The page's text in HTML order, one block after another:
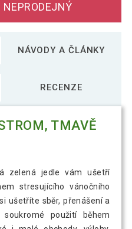
NÁVODY A ČLÁNKY
RECENZE
TMAVĚ
zelená jedle vám ušetří
stresujícího vánočního
ušetříte sběr, přenášení a
použití během